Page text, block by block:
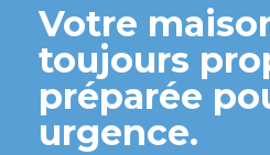
Votre
toujours
préparée
urgence.